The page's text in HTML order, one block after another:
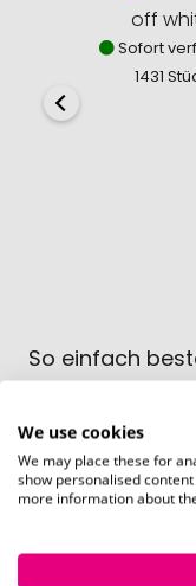
off
Sofort
1431
So einfach
We use cookies
We may place these for
show personalised
more information about